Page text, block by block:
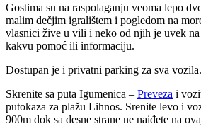
Gostima su na raspolaganju veoma lepo
malim dečjim igralištem i pogledom na
vlasnici žive u vili i neko od njih je uvek
kakvu pomoć ili informaciju.
Dostupan je i privatni parking za sva vozila.
Skrenite sa puta Igumenica – Preveza i
putokaza za plažu Lihnos. Srenite levo i
900m dok sa desne strane ne naiđete na